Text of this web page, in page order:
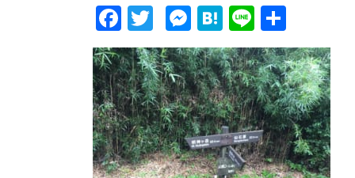
Facebook
Twitter
Messenger
Hatena
Line